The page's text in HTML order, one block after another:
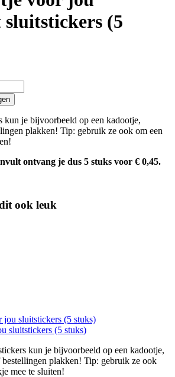
(5
kun je bijvoorbeeld op een kadootje,
plakken! Tip: gebruik ze ook om een
ontvang je dus 5 stuks voor € 0,45.
ook leuk
sluitstickers (5 stuks)
kun je bijvoorbeeld op een kadootje,
plakken! Tip: gebruik ze ook
mee te sluiten!